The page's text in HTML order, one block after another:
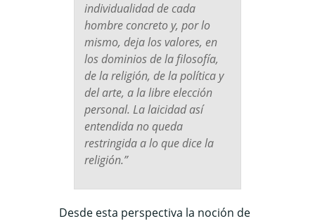
individualidad de cada
hombre concreto y, por lo
mismo, deja los valores, en
los dominios de la filosofía,
de la religión, de la política y
del arte, a la libre elección
personal. La laicidad así
entendida no queda
restringida a lo que dice la
religión.”
Desde esta perspectiva la noción de